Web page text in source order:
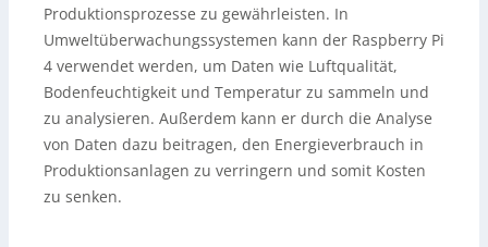
Produktionsprozesse zu gewährleisten. In
Umweltüberwachungssystemen kann der Raspberry Pi
4 verwendet werden, um Daten wie Luftqualität,
Bodenfeuchtigkeit und Temperatur zu sammeln und
zu analysieren. Außerdem kann er durch die Analyse
von Daten dazu beitragen, den Energieverbrauch in
Produktionsanlagen zu verringern und somit Kosten
zu senken.